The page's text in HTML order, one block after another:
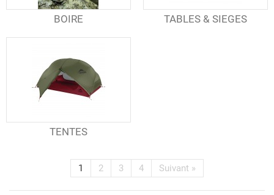
BOIRE TABLES & SIEGES
TENTES
1 2 3 4 Suivant »